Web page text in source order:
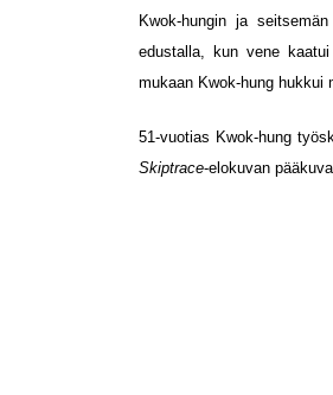
Kwok-hungin ja
edustalla, kun vene
mukaan Kwok-hung hukkui
51-vuotias Kwok-hung
Skiptrace-elokuvan